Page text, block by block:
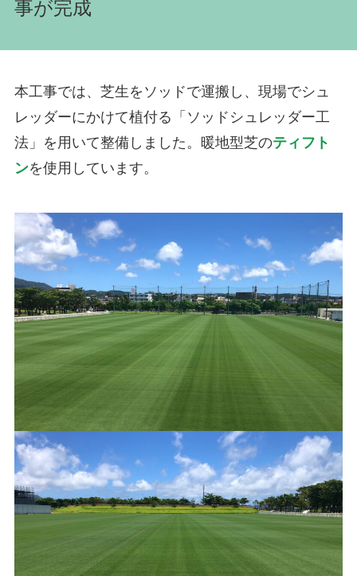
事が完成
本工事では、芝生をソッドで運搬し、現場でシュ
レッダーにかけて植付る「ソッドシュレッダー工
法」を用いて整備しました。暖地型芝のティフト
ンを使用しています。